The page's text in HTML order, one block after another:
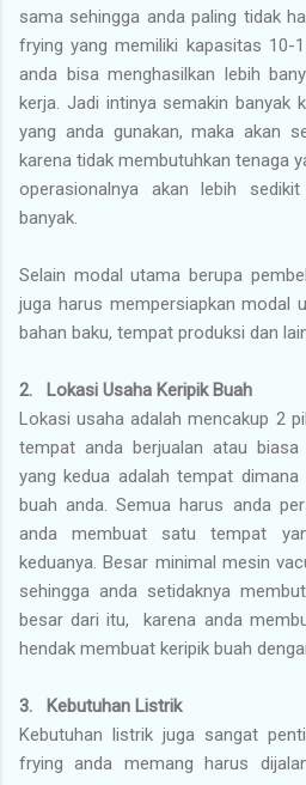
sama sehingga anda paling tidak
frying yang memiliki kapasitas 10-
anda bisa menghasilkan lebih
kerja. Jadi intinya semakin banyak
yang anda gunakan, maka akan
karena tidak membutuhkan tenaga
operasionalnya akan lebih
banyak.
Selain modal utama berupa
juga harus mempersiapkan modal
bahan baku, tempat produksi dan
2. Lokasi Usaha Keripik Buah
Lokasi usaha adalah mencakup 2
tempat anda berjualan atau
yang kedua adalah tempat
buah anda. Semua harus anda
anda membuat satu tempat
keduanya. Besar minimal mesin
sehingga anda setidaknya
besar dari itu, karena anda
hendak membuat keripik buah
3. Kebutuhan Listrik
Kebutuhan listrik juga sangat
frying anda memang harus